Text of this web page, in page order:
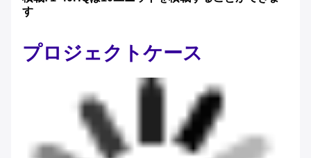
積載: 1*40HQは10ユニットを積載することができま
プロジェクトケース